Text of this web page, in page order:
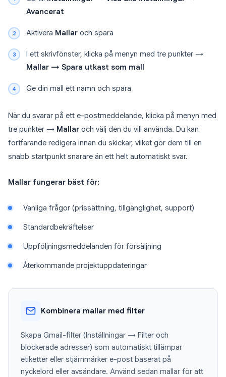
Avancerat
Aktivera Mallar och spara
I ett skrivfönster, klicka på menyn med tre punkter →
Mallar → Spara utkast som mall
Ge din mall ett namn och spara
När du svarar på ett e-postmeddelande, klicka på menyn med
tre punkter → Mallar och välj den du vill använda. Du kan
fortfarande redigera innan du skickar, vilket gör dem till en
snabb startpunkt snarare än ett helt automatiskt svar.
Mallar fungerar bäst för:
Vanliga frågor (prissättning, tillgänglighet, support)
Standardbekräftelser
Uppföljningsmeddelanden för försäljning
Återkommande projektuppdateringar
Kombinera mallar med filter
Skapa Gmail-filter (Inställningar → Filter och
blockerade adresser) som automatiskt tillämpar
etiketter eller stjärnmärker e-post baserat på
nyckelord eller avsändare. Använd sedan mallar för att